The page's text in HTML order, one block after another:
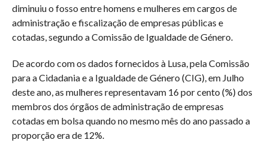
diminuiu o fosso entre homens e mulheres em cargos de
administração e fiscalização de empresas públicas e
cotadas, segundo a Comissão de Igualdade de Género.
De acordo com os dados fornecidos à Lusa, pela Comissão
para a Cidadania e a Igualdade de Género (CIG), em Julho
deste ano, as mulheres representavam 16 por cento (%) dos
membros dos órgãos de administração de empresas
cotadas em bolsa quando no mesmo mês do ano passado a
proporção era de 12%.